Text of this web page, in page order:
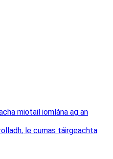
miotail iomlána ag an
le cumas táirgeachta